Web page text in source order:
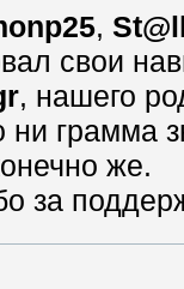
,
свои
, нашего
ни грамма
же.
за